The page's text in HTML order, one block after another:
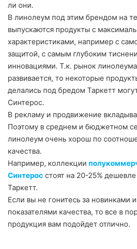
ли они.
В линолеум под этим брендом на
выпускаются продукты с
характеристиками, например с
защитой, с самым глубоким
инновациями. Т.к. рынок
развивается, то некоторые
делались под бредом Таркетт
Синтерос.
В рекламу и продвижение
Поэтому в среднем и бюджетном
линолеум очень хорош по
качества.
Например, коллекции
Синтерос стоят на 20-25%
Таркетт.
Если вы не гонитесь за новинками
показателями качества, то все в
продукция вам подойдет отлично.